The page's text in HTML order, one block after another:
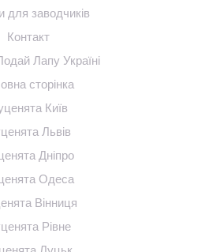
для заводчиків
Контакт
Лапу Україні
сторінка
Київ
Львів
Дніпро
Одеса
Вінниця
Рівне